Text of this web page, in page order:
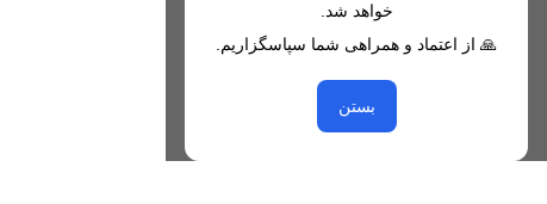
خواهد شد.
🙏 از اعتماد و همراهی شما سپاسگزاریم.
بستن
nikanmobstore@gmail.com